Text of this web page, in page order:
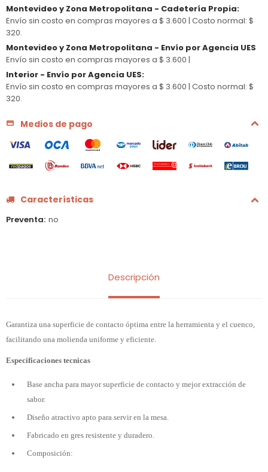
Montevideo y Zona Metropolitana - Cadetería Propia:
Envío sin costo en compras mayores a $ 3.600 | Costo normal: $
320.
Montevideo y Zona Metropolitana - Envío por Agencia UES
Envío sin costo en compras mayores a $ 3.600 |
Interior - Envío por Agencia UES:
Envío sin costo en compras mayores a $ 3.600 | Costo normal: $
320.
Medios de pago
Características
Preventa no
Descripción
Garantiza una superficie de contacto óptima entre la herramienta y el cuenco,
facilitando una molienda uniforme y eficiente.
Especificaciones tecnicas
Base ancha para mayor superficie de contacto y mejor extracción de
sabor.
Diseño atractivo apto para servir en la mesa.
Fabricado en gres resistente y duradero.
Composición: